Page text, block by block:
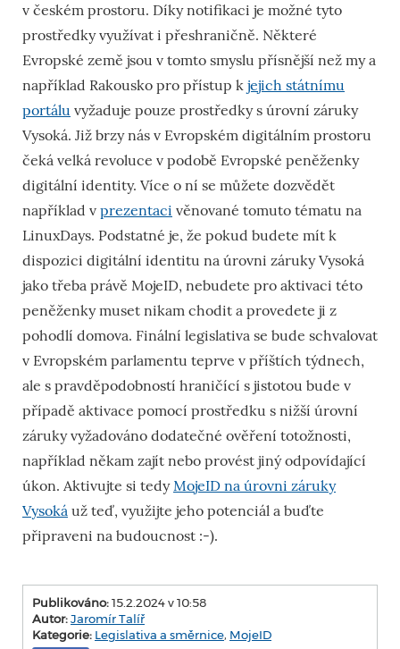
v českém prostoru. Díky notifikaci je možné tyto
prostředky využívat i přeshraničně. Některé
Evropské země jsou v tomto smyslu přísnější než my a
například Rakousko pro přístup k jejich státnímu
portálu vyžaduje pouze prostředky s úrovní záruky
Vysoká. Již brzy nás v Evropském digitálním prostoru
čeká velká revoluce v podobě Evropské peněženky
digitální identity. Více o ní se můžete dozvědět
například v prezentaci věnované tomuto tématu na
LinuxDays. Podstatné je, že pokud budete mít k
dispozici digitální identitu na úrovni záruky Vysoká
jako třeba právě MojeID, nebudete pro aktivaci této
peněženky muset nikam chodit a provedete ji z
pohodlí domova. Finální legislativa se bude schvalovat
v Evropském parlamentu teprve v příštích týdnech,
ale s pravděpodobností hraničící s jistotou bude v
případě aktivace pomocí prostředku s nižší úrovní
záruky vyžadováno dodatečné ověření totožnosti,
například někam zajít nebo provést jiný odpovídající
úkon. Aktivujte si tedyMojeID na úrovni záruky
Vysoká už teď, využijte jeho potenciál a buďte
připraveni na budoucnost :-).
Publikováno:15.2.2024 v 10:58
Autor:Jaromír Talíř
Kategorie: Legislativa a směrnice, MojeID